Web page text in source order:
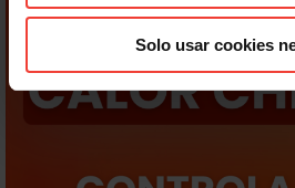
Solo usar cookies